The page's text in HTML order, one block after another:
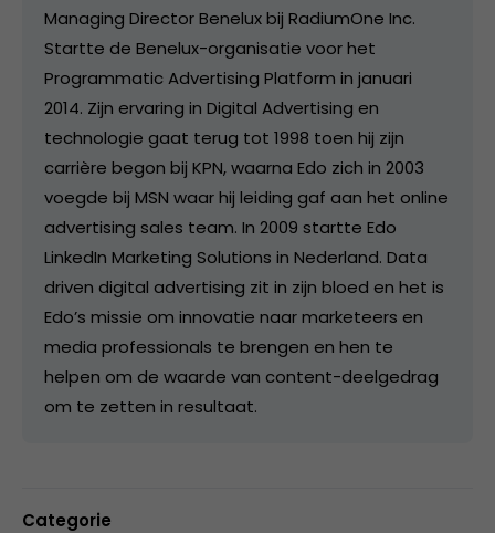
Managing Director Benelux bij RadiumOne Inc.
Startte de Benelux-organisatie voor het
Programmatic Advertising Platform in januari
2014. Zijn ervaring in Digital Advertising en
technologie gaat terug tot 1998 toen hij zijn
carrière begon bij KPN, waarna Edo zich in 2003
voegde bij MSN waar hij leiding gaf aan het online
advertising sales team. In 2009 startte Edo
LinkedIn Marketing Solutions in Nederland. Data
driven digital advertising zit in zijn bloed en het is
Edo’s missie om innovatie naar marketeers en
media professionals te brengen en hen te
helpen om de waarde van content-deelgedrag
om te zetten in resultaat.
Categorie